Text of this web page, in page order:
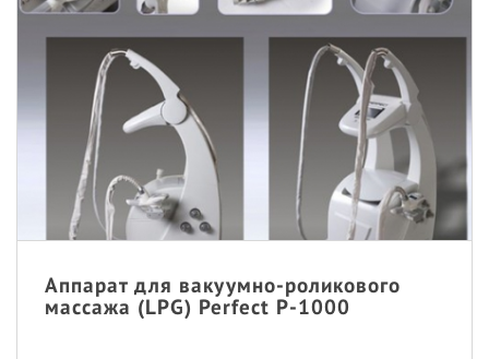
Аппарат для вакуумно-роликового
массажа (LPG) Perfect P-1000